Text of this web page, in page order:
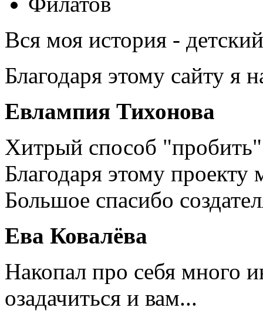
Вся моя история -
Благодаря этому сайту я
Евлампия Тихонова
Хитрый способ
Благодаря этому
Большое спасибо
Ева Ковалёва
Накопал про себя много
озадачиться и вам...